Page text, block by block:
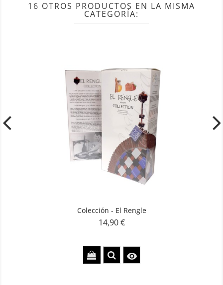
16 OTROS PRODUCTOS EN LA MISMA
CATEGORÍA:
Colección - El Rengle
Precio
14,90 €
